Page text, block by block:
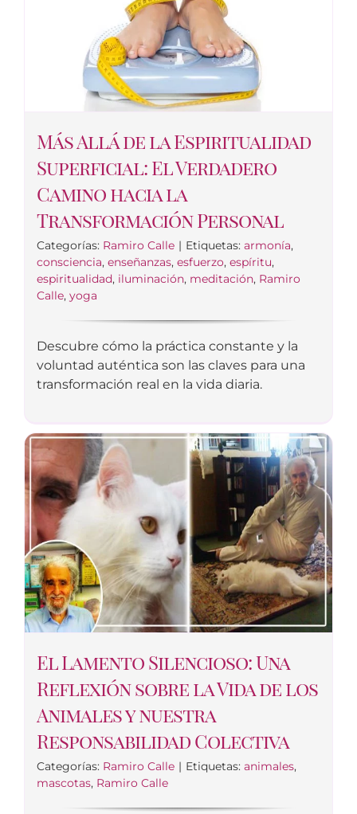
Más Allá de la Espiritualidad
Superficial: El Verdadero
Camino hacia la
Transformación Personal
Categorías: Ramiro Calle | Etiquetas: armonía,
consciencia, enseñanzas, esfuerzo, espíritu,
espiritualidad, iluminación, meditación, Ramiro
Calle, yoga
Descubre cómo la práctica constante y la
voluntad auténtica son las claves para una
transformación real en la vida diaria.
El Lamento Silencioso: Una
Reflexión sobre la Vida de los
Animales y nuestra
Responsabilidad Colectiva
Categorías: Ramiro Calle | Etiquetas: animales,
mascotas, Ramiro Calle